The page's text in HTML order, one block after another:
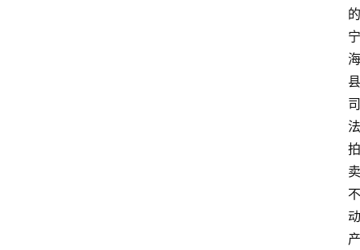
的
宁
海
县
司
法
拍
卖
不
动
产